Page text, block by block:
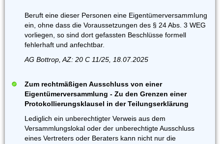
Beruft eine dieser Personen eine EigentümerversammIung
ein, ohne dass die Voraussetzungen des § 24 Abs. 3 WEG
vorliegen, so sind dort gefassten Beschlüsse formell
fehlerhaft und anfechtbar.
AG Bottrop, AZ: 20 C 11/25, 18.07.2025
Zum rechtmäßigen Ausschluss von einer
Eigentümerversammlung - Zu den Grenzen einer
Protokollierungsklausel in der Teilungserklärung
Lediglich ein unberechtigter Verweis aus dem
Versammlungslokal oder der unberechtigte Ausschluss
eines Vertreters oder Beraters kann nicht nur die